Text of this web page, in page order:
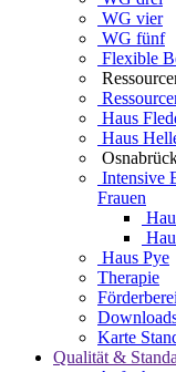
WG vier
WG fünf
Flexible
Haus
Haus
Intensive
Frauen
Haus Pye
Therapie
Karte
Qualität &